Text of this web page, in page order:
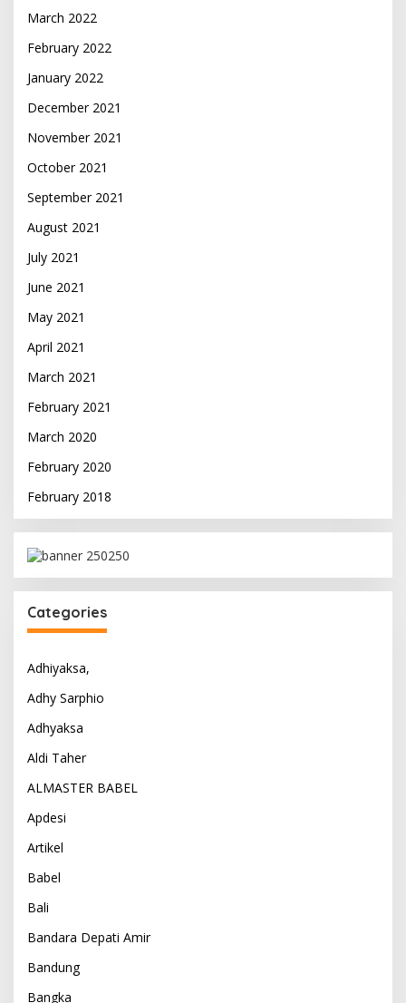
March 2022
February 2022
January 2022
December 2021
November 2021
October 2021
September 2021
August 2021
July 2021
June 2021
May 2021
April 2021
March 2021
February 2021
March 2020
February 2020
February 2018
Categories
Adhiyaksa,
Adhy Sarphio
Adhyaksa
Aldi Taher
ALMASTER BABEL
Apdesi
Artikel
Babel
Bali
Bandara Depati Amir
Bandung
Bangka